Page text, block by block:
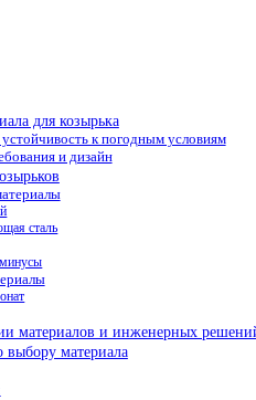
для козырька
к погодным условиям
и дизайн
сталь
материалов и инженерных
выбору материала